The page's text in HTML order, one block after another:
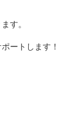
す。
ートします！